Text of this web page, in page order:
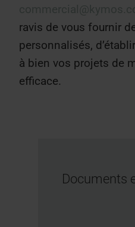
ravis de vous fournir
personnalisés,
à bien vos projets de
efficace.
Documents